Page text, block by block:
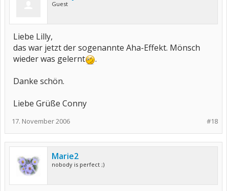
Guest
Liebe Lilly,
das war jetzt der sogenannte Aha-Effekt. Mönsch
wieder was gelernt
.
Danke schön.
Liebe Grüße Conny
#18
17. November 2006
Marie2
nobody is perfect ;)